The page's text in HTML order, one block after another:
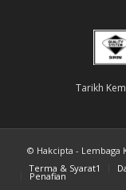
Tarikh
© Hakcipta - Lembaga
Terma & Syarat1
Penafian